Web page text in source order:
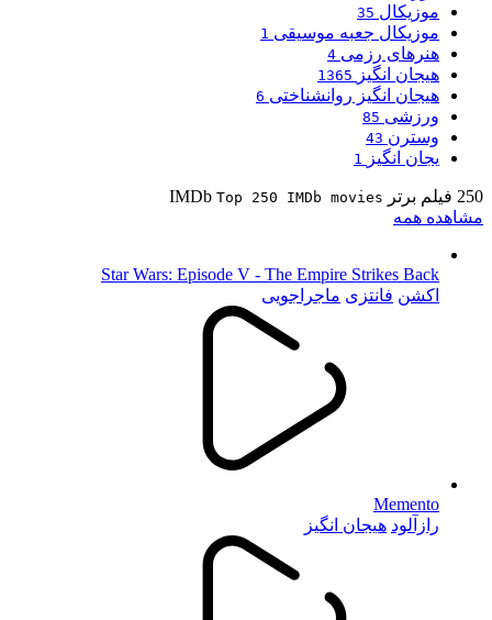
موزیکال 35
موزیکال جعبه موسیقی 1
هنرهای رزمی 4
هیجان انگیز 1365
هیجان انگیز روانشناختی 6
ورزشی 85
وسترن 43
یجان انگیز 1
250 فیلم برتر IMDb Top 250 IMDb movies
مشاهده همه
Star Wars: Episode V - The Empire Strikes Back
اکشن فانتزی ماجراجویی
Memento
رازآلود هیجان انگیز